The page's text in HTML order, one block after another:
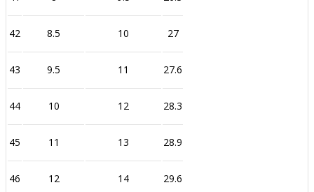
42 8.5 10 27
43 9.5 11 27.6
44 10 12 28.3
45 11 13 28.9
46 12 14 29.6